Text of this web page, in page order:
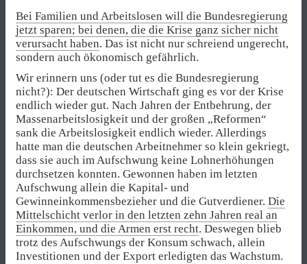
Bei Familien und Arbeitslosen will die Bundesregierung
jetzt sparen; bei denen, die die Krise ganz sicher nicht
verursacht haben. Das ist nicht nur schreiend ungerecht,
sondern auch ökonomisch gefährlich.
Wir erinnern uns (oder tut es die Bundesregierung
nicht?): Der deutschen Wirtschaft ging es vor der Krise
endlich wieder gut. Nach Jahren der Entbehrung, der
Massenarbeitslosigkeit und der großen „Reformen“
sank die Arbeitslosigkeit endlich wieder. Allerdings
hatte man die deutschen Arbeitnehmer so klein gekriegt,
dass sie auch im Aufschwung keine Lohnerhöhungen
durchsetzen konnten. Gewonnen haben im letzten
Aufschwung allein die Kapital- und
Gewinneinkommensbezieher und die Gutverdiener. Die
Mittelschicht verlor in den letzten zehn Jahren real an
Einkommen, und die Armen erst recht. Deswegen blieb
trotz des Aufschwungs der Konsum schwach, allein
Investitionen und der Export erledigten das Wachstum.